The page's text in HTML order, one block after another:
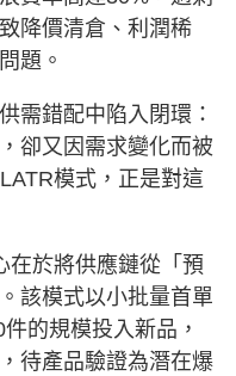
降價清倉、利潤稀
題。
需錯配中陷入閉環：
卻又因需求變化而被
模式，正是對這
在於將供應鏈從「預
該模式以小批量首單
的規模投入新品，
待產品驗證為潛在爆